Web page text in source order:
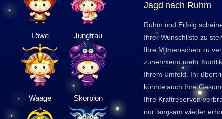
Löwe Jungfrau
Waage Skorpion
Jagd nach Ruhm
Ruhm und Erfolg
Ihrer Wunschliste zu
Ihre Mitmenschen zu
zunehmend mehr
Ihrem Umfeld. Ihr
könnte auch Ihre
Ihre Kraftreserven
nur langsam wieder